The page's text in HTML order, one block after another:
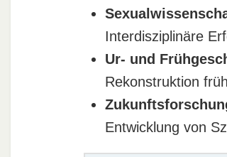
Interdisziplinäre
Ur- und
Rekonstruktion
Entwicklung von